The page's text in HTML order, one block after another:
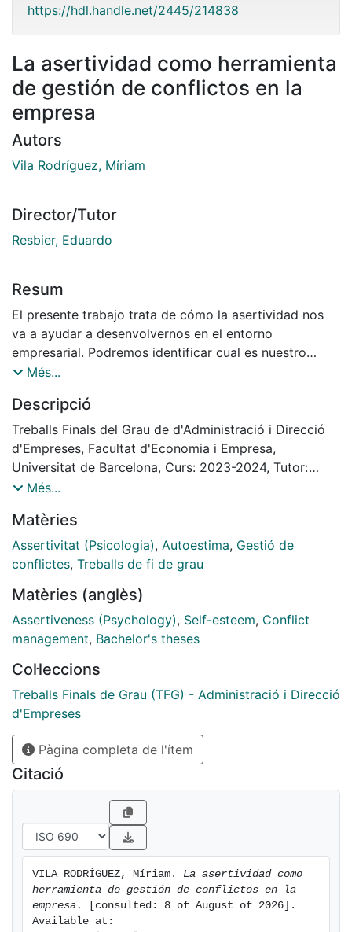
https://hdl.handle.net/2445/214838
La asertividad como herramienta
de gestión de conflictos en la
empresa
Autors
Vila Rodríguez, Míriam
Director/Tutor
Resbier, Eduardo
Resum
El presente trabajo trata de cómo la asertividad nos
va a ayudar a desenvolvernos en el entorno
empresarial. Podremos identificar cual es nuestro
perfil y conocer técnicas que nos ayudarán a ser más
comunicación verbal y no verbal, haciendo hincapié en
ésta última, que nos ayudará a obtener información de
los demás a través de sus gestos. También
hablaremos de la autoestima, podremos identificar si
ésta es incondicional o está condicionada por agentes
una buena formación en habilidades sociales en los
miembros de una empresa. Por último, haremos una
breve introducción a la gestión de conflictos y se
trata de la relación que existe entre la asertividad y la
autoestima. En definitiva, con este trabajo podremos
aprender a manejar una buena comunicación asertiva.
Més...
Descripció
Treballs Finals del Grau de d'Administració i Direcció
d'Empreses, Facultat d'Economia i Empresa,
Universitat de Barcelona, Curs: 2023-2024, Tutor:
Eduardo Resbier Grabulós
Més...
Matèries
Assertivitat (Psicologia), Autoestima, Gestió de
conflictes, Treballs de fi de grau
Matèries (anglès)
Assertiveness (Psychology), Self-esteem, Conflict
management, Bachelor's theses
Col·leccions
Treballs Finals de Grau (TFG) - Administració i Direcció
d'Empreses
Pàgina completa de l'ítem
Citació
VILA RODRÍGUEZ, Míriam. La asertividad como
herramienta de gestión de conflictos en la
empresa.
[consulted: 8 of August of 2026].
Available at: